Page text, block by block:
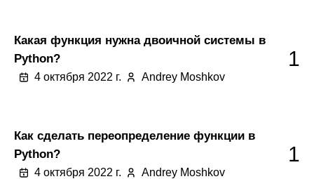
Какая функция нужна двоичной системы в
Python?
4 октября 2022 г. Andrey Moshkov
1
Как сделать переопределение функции в
Python?
4 октября 2022 г. Andrey Moshkov
1